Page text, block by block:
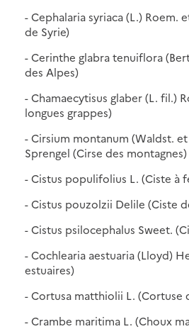
- Cephalaria syriaca (L.) Roem.
de Syrie)
- Cerinthe glabra tenuiflora
des Alpes)
- Chamaecytisus glaber (L. fil.)
longues grappes)
- Cirsium montanum (Waldst.
Sprengel (Cirse des montagnes)
- Cistus populifolius L. (Ciste à
- Cistus pouzolzii Delile (Ciste
- Cistus psilocephalus Sweet.
- Cochlearia aestuaria (Lloyd)
estuaires)
- Cortusa matthiolii L. (Cortuse
- Crambe maritima L. (Choux